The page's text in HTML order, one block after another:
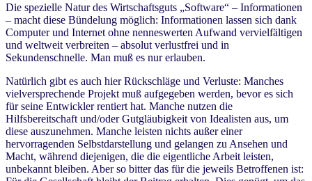
Die spezielle Natur des Wirtschaftsguts „Software“ – Informationen
– macht diese Bündelung möglich: Informationen lassen sich dank
Computer und Internet ohne nenneswerten Aufwand vervielfältigen
und weltweit verbreiten – absolut verlustfrei und in
Sekundenschnelle. Man muß es nur erlauben.
Natürlich gibt es auch hier Rückschläge und Verluste: Manches
vielversprechende Projekt muß aufgegeben werden, bevor es sich
für seine Entwickler rentiert hat. Manche nutzen die
Hilfsbereitschaft und/oder Gutgläubigkeit von Idealisten aus, um
diese auszunehmen. Manche leisten nichts außer einer
hervorragenden Selbstdarstellung und gelangen zu Ansehen und
Macht, während diejenigen, die die eigentliche Arbeit leisten,
unbekannt bleiben. Aber so bitter das für die jeweils Betroffenen ist: